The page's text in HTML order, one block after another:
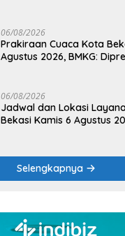
06/08/2026
Prakiraan Cuaca Kota
Agustus 2026, BMKG:
06/08/2026
Jadwal dan Lokasi
Bekasi Kamis 6 Agustus
Selengkapnya